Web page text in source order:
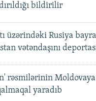
bildirilir
üzərindəki Rusiya
vətəndaşını
rəsmilərinin
yaradıb